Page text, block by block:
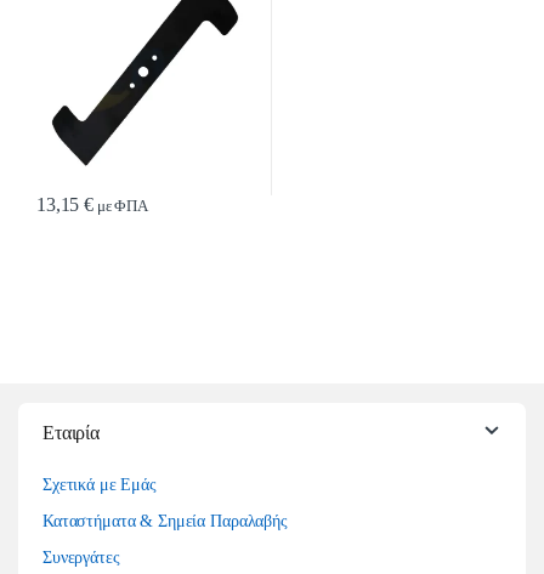
13,15€ με ΦΠΑ
Εταιρία
Σχετικά με Εμάς
Καταστήματα & Σημεία Παραλαβής
Συνεργάτες